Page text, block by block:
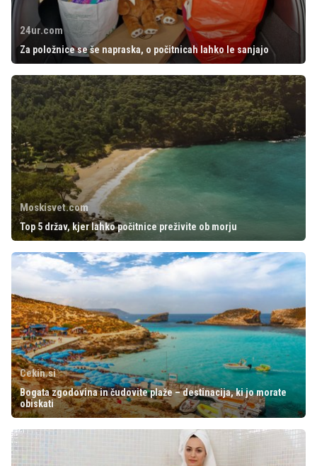
24ur.com
Za položnice se še napraska, o počitnicah lahko le sanjajo
Moskisvet.com
Top 5 držav, kjer lahko počitnice preživite ob morju
Cekin.si
Bogata zgodovina in čudovite plaže – destinacija, ki jo morate
obiskati